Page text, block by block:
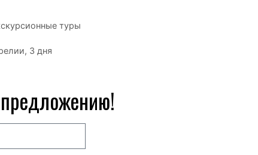
туры
3 дня